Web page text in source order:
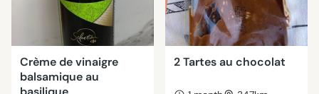
Crème de vinaigre
balsamique au
2 Tartes au chocolat